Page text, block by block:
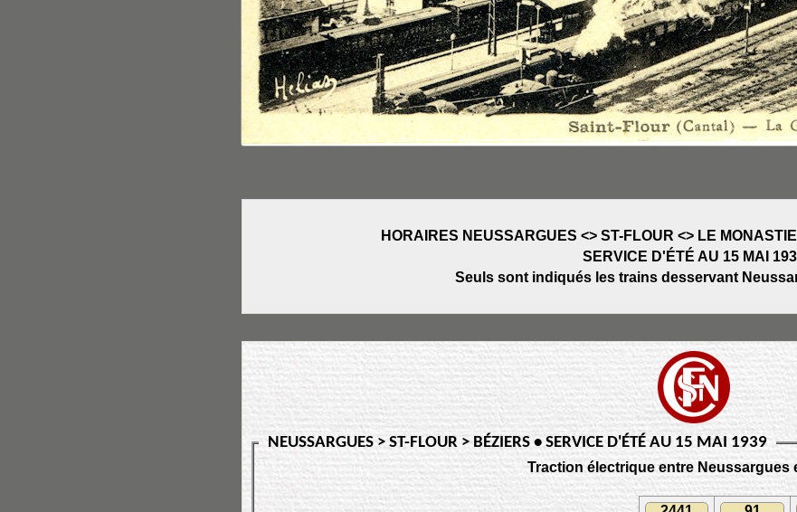
HORAIRES NEUSSARGUES <> ST-FLOUR <> LE
SERVICE D'ÉTÉ AU 15 MAI
Seuls sont indiqués les trains desservant
NEUSSARGUES > ST-FLOUR > BÉZIERS • SERVICE D'ÉTÉ AU 15 MAI 1939
Traction électrique entre Neussargues